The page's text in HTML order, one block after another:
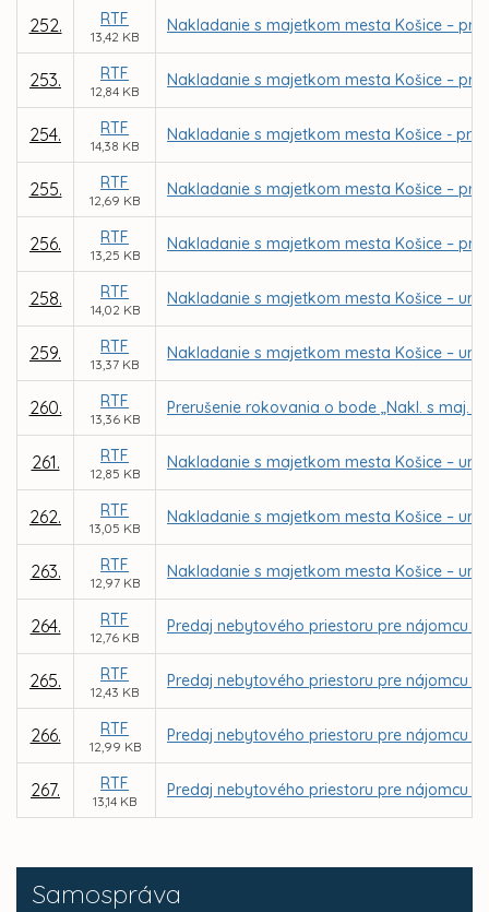
Samospráva
252. RTF
13,42 KB
Nakladanie s majetkom mesta Košice –
253. RTF
12,84 KB
Nakladanie s majetkom mesta Košice –
254. RTF
14,38 KB
Nakladanie s majetkom mesta Košice -
255. RTF
12,69 KB
Nakladanie s majetkom mesta Košice –
256. RTF
13,25 KB
Nakladanie s majetkom mesta Košice –
258. RTF
14,02 KB
Nakladanie s majetkom mesta Košice –
259. RTF
13,37 KB
Nakladanie s majetkom mesta Košice –
260. RTF
13,36 KB
Prerušenie rokovania o bode „Nakl. s maj.
261. RTF
12,85 KB
Nakladanie s majetkom mesta Košice –
262. RTF
13,05 KB
Nakladanie s majetkom mesta Košice –
263. RTF
12,97 KB
Nakladanie s majetkom mesta Košice –
264. RTF
12,76 KB
Predaj nebytového priestoru pre nájomcu
265. RTF
12,43 KB
Predaj nebytového priestoru pre nájomcu
266. RTF
12,99 KB
Predaj nebytového priestoru pre nájomcu
267. RTF
13,14 KB
Predaj nebytového priestoru pre nájomcu